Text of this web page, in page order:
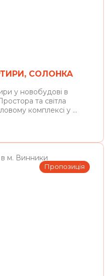
СОЛОНКА
у новобудові в
та світла
комплексі у ...
Пропозиція